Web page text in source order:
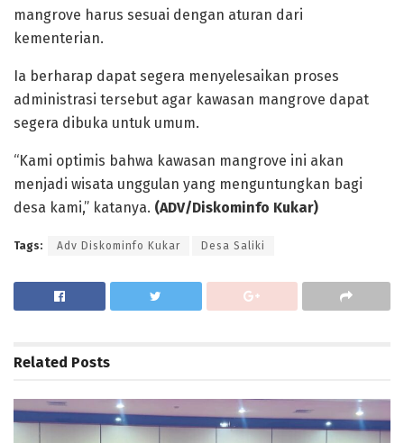
mangrove harus sesuai dengan aturan dari
kementerian.
Ia berharap dapat segera menyelesaikan proses
administrasi tersebut agar kawasan mangrove dapat
segera dibuka untuk umum.
“Kami optimis bahwa kawasan mangrove ini akan
menjadi wisata unggulan yang menguntungkan bagi
desa kami,” katanya. (ADV/Diskominfo Kukar)
Tags: Adv Diskominfo Kukar Desa Saliki
Related Posts